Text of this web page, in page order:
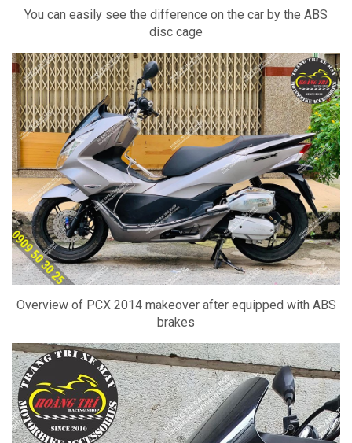
You can easily see the difference on the car by the ABS
disc cage
Overview of PCX 2014 makeover after equipped with ABS
brakes